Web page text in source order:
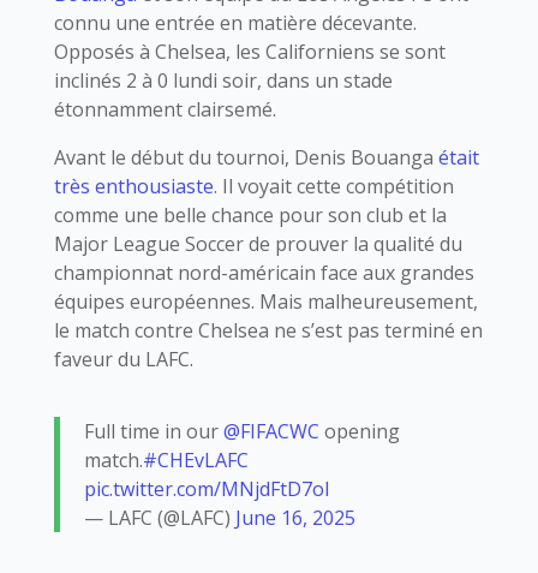
connu une entrée en matière décevante.
Opposés à Chelsea, les Californiens se sont
inclinés 2 à 0 lundi soir, dans un stade
étonnamment clairsemé.
Avant le début du tournoi, Denis Bouanga était
très enthousiaste. Il voyait cette compétition
comme une belle chance pour son club et la
Major League Soccer de prouver la qualité du
championnat nord-américain face aux grandes
équipes européennes. Mais malheureusement,
le match contre Chelsea ne s’est pas terminé en
faveur du LAFC.
Full time in our@FIFACWC opening
match.#CHEvLAFC
pic.twitter.com/MNjdFtD7ol
— LAFC (@LAFC) June 16, 2025